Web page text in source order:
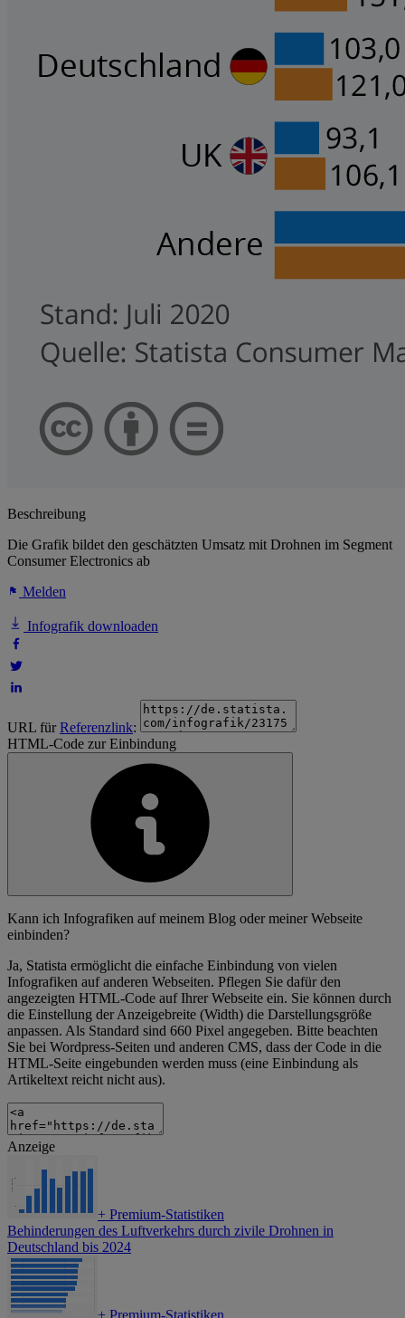
Beschreibung
Die Grafik bildet den geschätzten Umsatz mit Drohnen im Segment
Consumer Electronics ab
Melden
Infografik downloaden
URL fürReferenzlink:
HTML-Code zur Einbindung
Kann ich Infografiken auf meinem Blog oder meiner Webseite
einbinden?
Ja, Statista ermöglicht die einfache Einbindung von vielen
Infografiken auf anderen Webseiten. Pflegen Sie dafür den
angezeigten HTML-Code auf Ihrer Webseite ein. Sie können durch
die Einstellung der Anzeigebreite (Width) die Darstellungsgröße
anpassen. Als Standard sind 660 Pixel angegeben. Bitte beachten
Sie bei Wordpress-Seiten und anderen CMS, dass der Code in die
HTML-Seite eingebunden werden muss (eine Einbindung als
Artikeltext reicht nicht aus).
Anzeige
+ Premium-Statistiken
Behinderungen des Luftverkehrs durch zivile Drohnen in
Deutschland bis 2024